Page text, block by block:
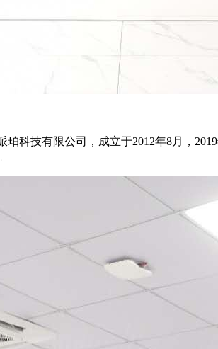
科技有限公司，成立于2012年8月，